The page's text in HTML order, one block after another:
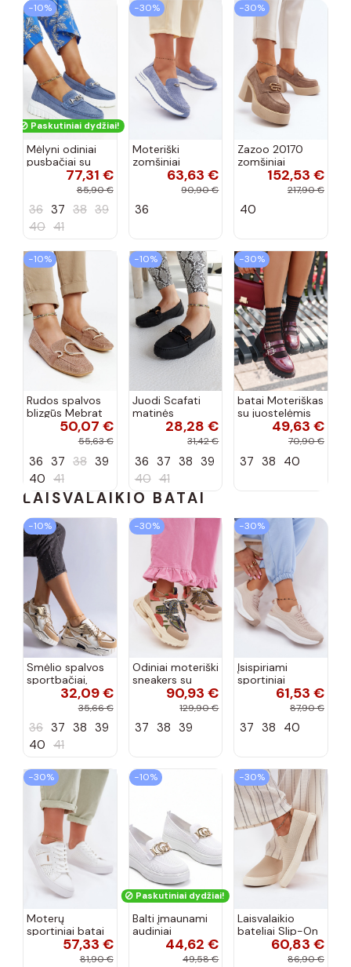
−10%
Paskutiniai dydžiai!
Mėlyni odiniai
pusbačiai su
dekoratyvine
sagtimi Taija
77,31 €
85,90 €
36 37 38 39
40 41
−30%
Moteriški
zomšiniai
mokasinai
Demela mėlynos
63,63 €
90,90 €
36
−30%
Zazoo 20170
zomšiniai
bateliai su
kulniukais smėlio
152,53 €
217,90 €
40
−10%
Rudos spalvos
blizgūs Mebrat
bateliai50,07 €
55,63 €
36 37 38 39
40 41
−10%
Juodi Scafati
matinės
apdailos bateliai
28,28 €
31,42 €
36 37 38 39
40 41
−30%
batai Moteriškas
su juostelėmis
su lako efektu
bordo spalvos
49,63 €
70,90 €
37 38 40
LAISVALAIKIO BATAI
−10%
Smėlio spalvos
sportbačiai,
dekoruoti Valdez
cirkonio virvele
32,09 €
35,66 €
36 37 38 39
40 41
−30%
Odiniai moteriški
sneakers su
platforma D&A
CR61-3133
90,93 €
129,90 €
37 38 39
−30%
Įsispiriami
sportiniai
bateliai Kobbo
102425 smėlio
61,53 €
87,90 €
37 38 40
−30%
Moterų
sportiniai batai
su ažūro
elementais Big
57,33 €
81,90 €
−10%
Paskutiniai dydžiai!
Balti įmaunami
audiniai
sportbačiai su
44,62 €
49,58 €
−30%
Laisvalaikio
bateliai Slip-On
Big Star
RR274721 smėlio
60,83 €
86,90 €